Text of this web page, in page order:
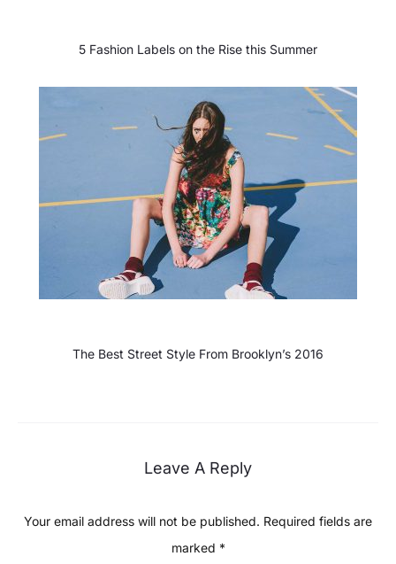
5 Fashion Labels on the Rise this Summer
The Best Street Style From Brooklyn’s 2016
Leave A Reply
Your email address will not be published. Required fields are
marked *